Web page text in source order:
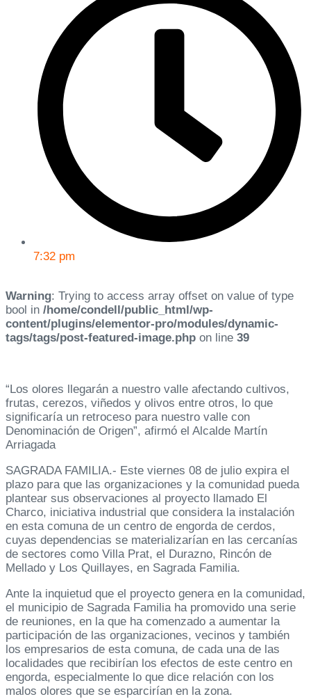
7:32 pm
Warning: Trying to access array offset on value of type
bool in /home/condell/public_html/wp-
content/plugins/elementor-pro/modules/dynamic-
tags/tags/post-featured-image.php on line 39
“Los olores llegarán a nuestro valle afectando cultivos,
frutas, cerezos, viñedos y olivos entre otros, lo que
significaría un retroceso para nuestro valle con
Denominación de Origen”, afirmó el Alcalde Martín
Arriagada
SAGRADA FAMILIA.- Este viernes 08 de julio expira el
plazo para que las organizaciones y la comunidad pueda
plantear sus observaciones al proyecto llamado El
Charco, iniciativa industrial que considera la instalación
en esta comuna de un centro de engorda de cerdos,
cuyas dependencias se materializarían en las cercanías
de sectores como Villa Prat, el Durazno, Rincón de
Mellado y Los Quillayes, en Sagrada Familia.
Ante la inquietud que el proyecto genera en la comunidad,
el municipio de Sagrada Familia ha promovido una serie
de reuniones, en la que ha comenzado a aumentar la
participación de las organizaciones, vecinos y también
los empresarios de esta comuna, de cada una de las
localidades que recibirían los efectos de este centro en
engorda, especialmente lo que dice relación con los
malos olores que se esparcirían en la zona.